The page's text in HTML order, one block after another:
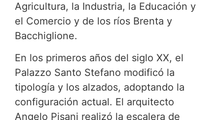
Agricultura, la Industria, la Educación y
el Comercio y de los ríos Brenta y
Bacchiglione.
En los primeros años del siglo XX, el
Palazzo Santo Stefano modificó la
tipología y los alzados, adoptando la
configuración actual. El arquitecto
Angelo Pisani realizó la escalera de